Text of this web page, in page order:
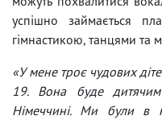
успішно займається
гімнастикою, танцями та
«У мене троє чудових
19. Вона буде
Німеччині. Ми були в